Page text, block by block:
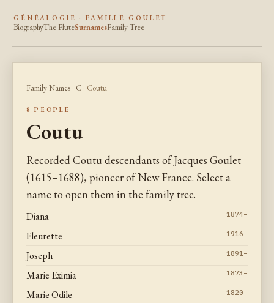
GÉNÉALOGIE · FAMILLE GOULET
BiographyThe FluteSurnamesFamily Tree
Family Names · C · Coutu
8 PEOPLE
Coutu
Recorded Coutu descendants of Jacques Goulet
(1615–1688), pioneer of New France. Select a
name to open them in the family tree.
Diana 1874–
Fleurette 1916–
Joseph 1891–
Marie Eximia 1873–
Marie Odile 1820–